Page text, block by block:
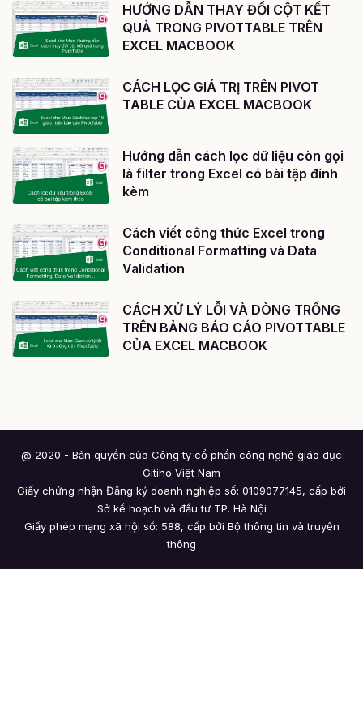
HƯỚNG DẪN THAY ĐỔI CỘT KẾT
QUẢ TRONG PIVOTTABLE TRÊN
EXCEL MACBOOK
CÁCH LỌC GIÁ TRỊ TRÊN PIVOT
TABLE CỦA EXCEL MACBOOK
Hướng dẫn cách lọc dữ liệu còn gọi
là filter trong Excel có bài tập đính
kèm
Cách viết công thức Excel trong
Conditional Formatting và Data
Validation
CÁCH XỬ LÝ LỖI VÀ DÒNG TRỐNG
TRÊN BẢNG BÁO CÁO PIVOTTABLE
CỦA EXCEL MACBOOK
@ 2020 - Bản quyền của Công ty cổ phần công nghệ giáo dục
Gitiho Việt Nam
Giấy chứng nhận Đăng ký doanh nghiệp số: 0109077145, cấp bởi
Sở kế hoạch và đầu tư TP. Hà Nội
Giấy phép mạng xã hội số: 588, cấp bởi Bộ thông tin và truyền
thông